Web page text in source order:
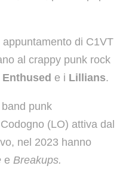
di C1VT
al crappy punk rock
Enthused e i Lillians.
punk
(LO) attiva dal
nel 2023 hanno
e Breakups.